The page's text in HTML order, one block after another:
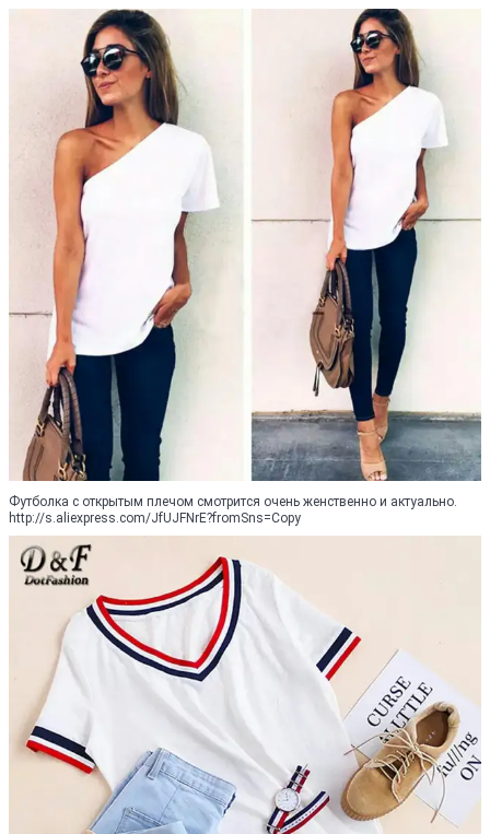
Футболка с открытым плечом смотрится очень женственно и актуально.
http://s.aliexpress.com/JfUJFNrE?fromSns=Copy